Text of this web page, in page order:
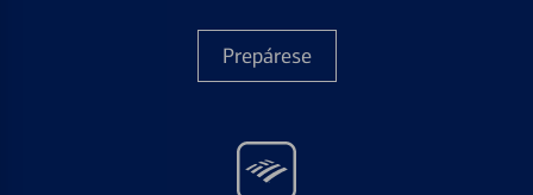
Prepárese